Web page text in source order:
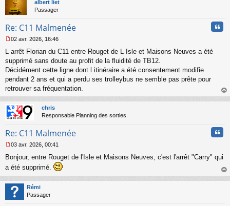
l
u
albert liet
Passager
Re: C11 Malmenée
e
s
s
g
e
n
o
n
l
02 avr. 2026, 16:46
L arrêt Florian du C11 entre Rouget de L Isle et Maisons Neuves a été
supprimé sans doute au profit de la fluidité de TB12.
Décidément cette ligne dont l itinéraire a été consentement modifie
pendant 2 ans et qui a perdu ses trolleybus ne semble pas prête pour
retrouver sa fréquentation.
au
chris
Responsable Planning des sorties
Re: C11 Malmenée
e
s
a
g
e
03 avr. 2026, 00:41
Bonjour, entre Rouget de l'Isle et Maisons Neuves, c'est l'arrêt "Carry" qui
a été supprimé.
au
Rémi
Passager